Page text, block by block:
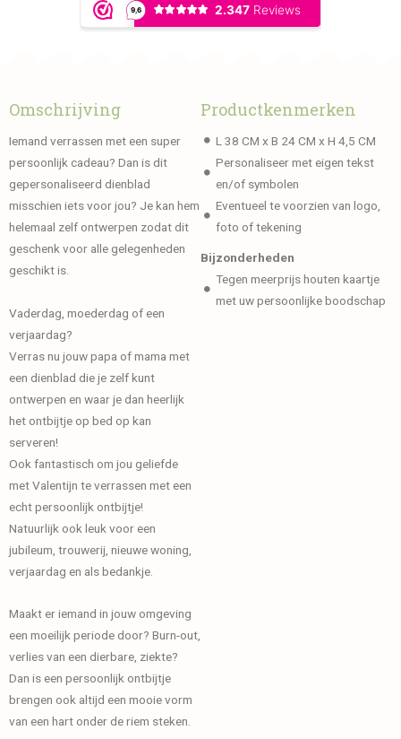
Omschrijving
Iemand verrassen met een super
persoonlijk cadeau? Dan is dit
gepersonaliseerd dienblad
misschien iets voor jou? Je kan hem
helemaal zelf ontwerpen zodat dit
geschenk voor alle gelegenheden
geschikt is.
Vaderdag, moederdag of een
verjaardag?
Verras nu jouw papa of mama met
een dienblad die je zelf kunt
ontwerpen en waar je dan heerlijk
het ontbijtje op bed op kan
serveren!
Ook fantastisch om jou geliefde
met Valentijn te verrassen met een
echt persoonlijk ontbijtje!
Natuurlijk ook leuk voor een
jubileum, trouwerij, nieuwe woning,
verjaardag en als bedankje.
Maakt er iemand in jouw omgeving
een moeilijk periode door? Burn-out,
verlies van een dierbare, ziekte?
Dan is een persoonlijk ontbijtje
brengen ook altijd een mooie vorm
van een hart onder de riem steken.
Productkenmerken
L 38 CM x B 24 CM x H 4,5 CM
Personaliseer met eigen tekst
en/of symbolen
Eventueel te voorzien van logo,
foto of tekening
Bijzonderheden
Tegen meerprijs houten kaartje
met uw persoonlijke boodschap